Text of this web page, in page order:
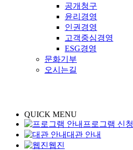
공개청구
윤리경영
인권경영
고객중심경영
ESG경영
문화기부
오시는길
QUICK MENU
프로그램 신청
대관 안내
웹진